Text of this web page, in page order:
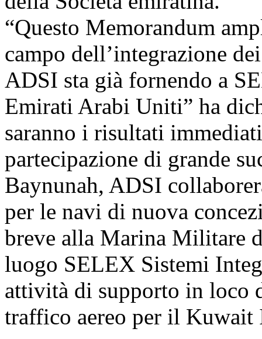
“Questo Memorandum
campo dell’integrazione
ADSI sta già fornendo a
Emirati Arabi Uniti” ha
saranno i risultati
partecipazione di grande
Baynunah, ADSI
per le navi di nuova
breve alla Marina Militare
luogo SELEX Sistemi
attività di supporto in loco
traffico aereo per il